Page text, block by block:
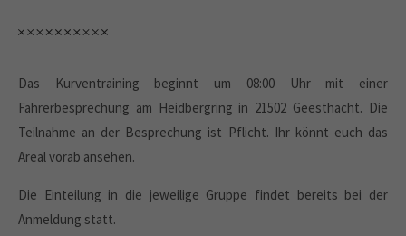
Das Kurventraining beginnt um 08:00 Uhr mit einer
Fahrerbesprechung am Heidbergring in 21502 Geesthacht. Die
Teilnahme an der Besprechung ist Pflicht. Ihr könnt euch das
Areal vorab ansehen.
Die Einteilung in die jeweilige Gruppe findet bereits bei der
Anmeldung statt.